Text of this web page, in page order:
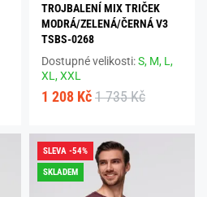
TROJBALENÍ MIX TRIČEK
MODRÁ/ZELENÁ/ČERNÁ V3
TSBS-0268
Dostupné velikosti:S, M, L,
XL,XXL
1 208 Kč 1 735 Kč
SLEVA -54%
SKLADEM